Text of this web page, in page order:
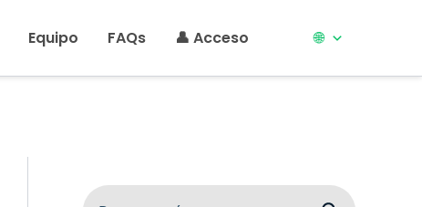
Equipo FAQs 👤 Acceso 🌐